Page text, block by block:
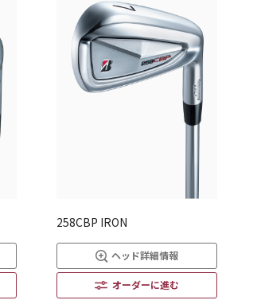
258CBP IRON
ヘッド詳細情報
オーダーに進む